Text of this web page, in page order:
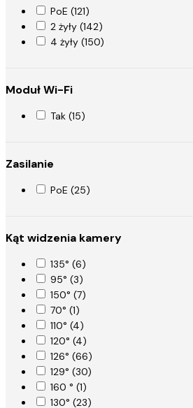
PoE (121)
2 żyły (142)
4 żyły (150)
Moduł Wi-Fi
Tak (15)
Zasilanie
PoE (25)
Kąt widzenia kamery
135° (6)
95° (3)
150° (7)
70° (1)
110° (4)
120° (4)
126° (66)
129° (30)
160 ° (1)
130° (23)